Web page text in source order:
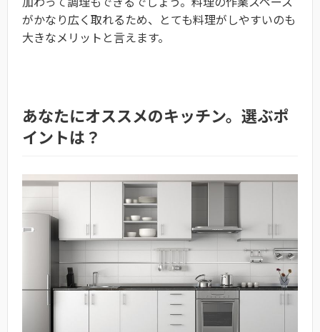
がかなり広く取れるため、とても料理がしやすいのも
大きなメリットと言えます。
あなたにオススメのキッチン。選ぶポ
イントは？